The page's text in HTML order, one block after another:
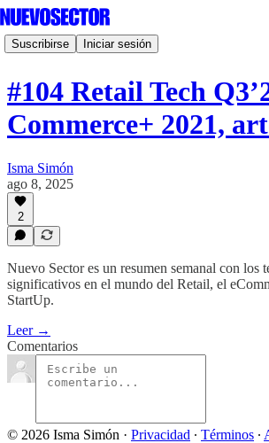
Suscribirse Iniciar sesión
#104 Retail Tech
Commerce+ 2021,
Isma Simón
ago 8, 2025
2
Nuevo Sector es un resumen semanal con los
significativos en el mundo del Retail, el
StartUp.
Leer →
Comentarios
© 2026 Isma Simón · Privacidad ∙ Términos ∙